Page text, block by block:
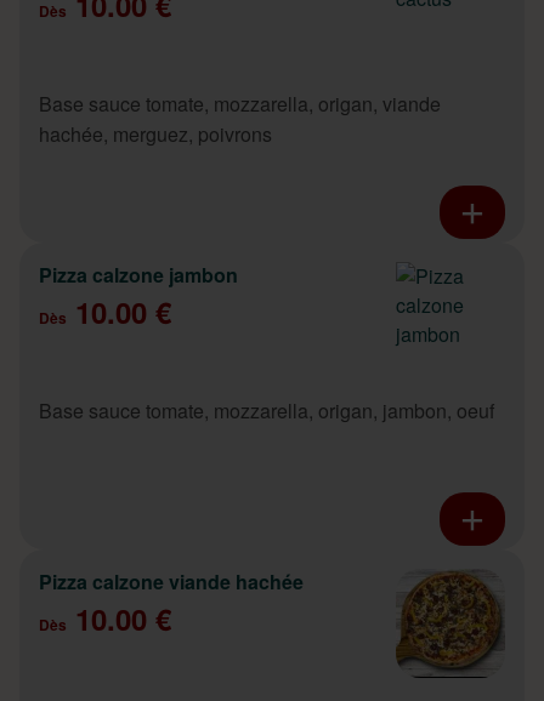
Dès
Base sauce tomate, mozzarella, origan, viande
hachée, merguez, poivrons
Pizza calzone jambon
Dès 10.00 €
Base sauce tomate, mozzarella, origan, jambon, oeuf
Pizza calzone viande hachée
Dès 10.00 €